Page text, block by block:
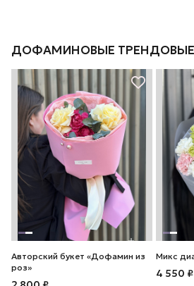
ДОФАМИНОВЫЕ ТРЕНДОВЫЕ
Авторский букет «Дофамин из
роз»
Микс
4 550 ₽